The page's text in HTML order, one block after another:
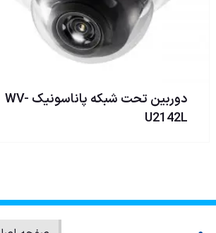
دوربین تحت شبکه پاناسونيک WV-
U2142L